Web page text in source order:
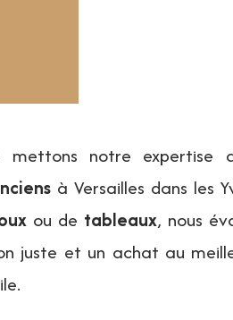
mettons notre expertise
à Versailles dans les
ou de tableaux, nous
juste et un achat au